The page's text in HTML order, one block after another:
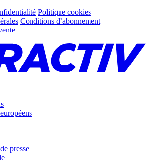
Politique cookies
Conditions d’abonnement
presse